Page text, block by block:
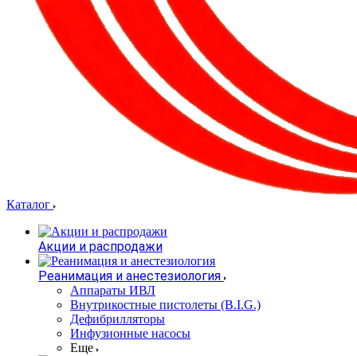
Каталог
Акции и распродажи
Реанимация и анестезиология
Аппараты ИВЛ
Внутрикостные пистолеты (B.I.G.)
Дефибрилляторы
Инфузионные насосы
Еще